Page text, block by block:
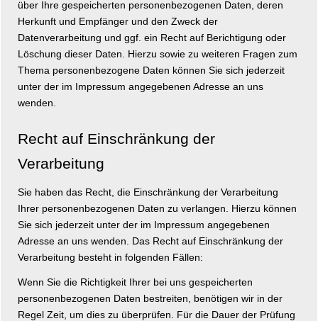
über Ihre gespeicherten personenbezogenen Daten, deren
Herkunft und Empfänger und den Zweck der
Datenverarbeitung und ggf. ein Recht auf Berichtigung oder
Löschung dieser Daten. Hierzu sowie zu weiteren Fragen zum
Thema personenbezogene Daten können Sie sich jederzeit
unter der im Impressum angegebenen Adresse an uns
wenden.
Recht auf Einschränkung der
Verarbeitung
Sie haben das Recht, die Einschränkung der Verarbeitung
Ihrer personenbezogenen Daten zu verlangen. Hierzu können
Sie sich jederzeit unter der im Impressum angegebenen
Adresse an uns wenden. Das Recht auf Einschränkung der
Verarbeitung besteht in folgenden Fällen:
Wenn Sie die Richtigkeit Ihrer bei uns gespeicherten
personenbezogenen Daten bestreiten, benötigen wir in der
Regel Zeit, um dies zu überprüfen. Für die Dauer der Prüfung